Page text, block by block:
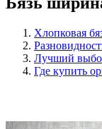
Хлопковая
Лучший
Где купить